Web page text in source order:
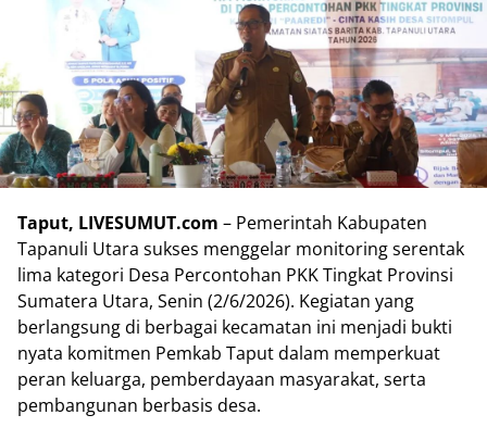
Taput, LIVESUMUT.com – Pemerintah Kabupaten
Tapanuli Utara sukses menggelar monitoring serentak
lima kategori Desa Percontohan PKK Tingkat Provinsi
Sumatera Utara, Senin (2/6/2026). Kegiatan yang
berlangsung di berbagai kecamatan ini menjadi bukti
nyata komitmen Pemkab Taput dalam memperkuat
peran keluarga, pemberdayaan masyarakat, serta
pembangunan berbasis desa.